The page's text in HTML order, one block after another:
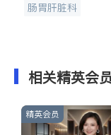
肠胃肝脏科
相关精英会
精英会员